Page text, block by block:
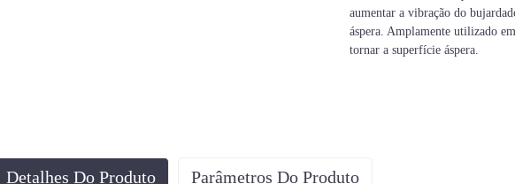
aumentar a vibração do
áspera. Amplamente utilizado
tornar a superfície áspera.
Detalhes Do Produto Parâmetros Do Produto